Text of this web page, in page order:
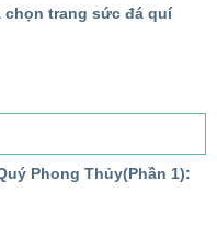
trang sức đá quí
Phong Thủy(Phần 1):